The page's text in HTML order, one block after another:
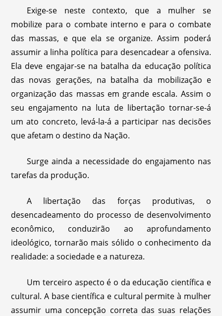
Exige-se neste contexto, que a mulher se
mobilize para o combate interno e para o combate
das massas, e que ela se organize. Assim poderá
assumir a linha política para desencadear a ofensiva.
Ela deve engajar-se na batalha da educação política
das novas gerações, na batalha da mobilização e
organização das massas em grande escala. Assim o
seu engajamento na luta de libertação tornar-se-á
um ato concreto, levá-la-á a participar nas decisões
que afetam o destino da Nação.
Surge ainda a necessidade do engajamento nas
tarefas da produção.
A libertação das forças produtivas, o
desencadeamento do processo de desenvolvimento
econômico, conduzirão ao aprofundamento
ideológico, tornarão mais sólido o conhecimento da
realidade: a sociedade e a natureza.
Um terceiro aspecto é o da educação científica e
cultural. A base científica e cultural permite à mulher
assumir uma concepção correta das suas relações